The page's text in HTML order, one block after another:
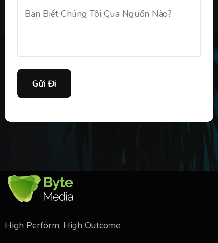
Gửi Đi
High Perform, High Outcome